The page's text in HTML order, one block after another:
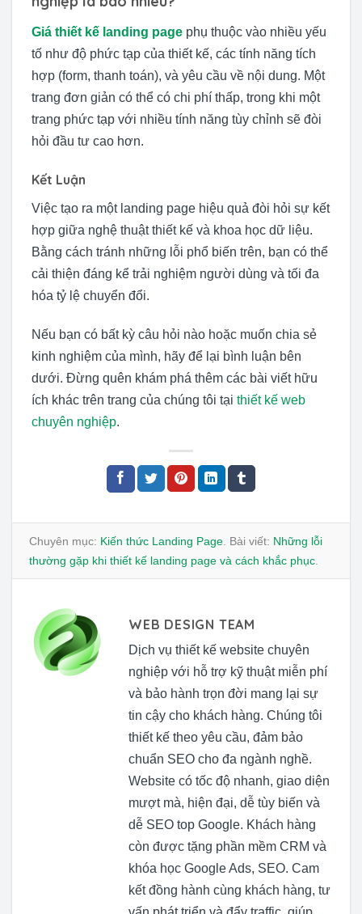
Giá thiết kế landing page phụ thuộc vào nhiều yếu
tố như độ phức tạp của thiết kế, các tính năng tích
hợp (form, thanh toán), và yêu cầu về nội dung. Một
trang đơn giản có thể có chi phí thấp, trong khi một
trang phức tạp với nhiều tính năng tùy chỉnh sẽ đòi
hỏi đầu tư cao hơn.
Kết Luận
Việc tạo ra một landing page hiệu quả đòi hỏi sự kết
hợp giữa nghệ thuật thiết kế và khoa học dữ liệu.
Bằng cách tránh những lỗi phổ biến trên, bạn có thể
cải thiện đáng kể trải nghiệm người dùng và tối đa
hóa tỷ lệ chuyển đổi.
Nếu bạn có bất kỳ câu hỏi nào hoặc muốn chia sẻ
kinh nghiệm của mình, hãy để lại bình luận bên
dưới. Đừng quên khám phá thêm các bài viết hữu
ích khác trên trang của chúng tôi tại thiết kế web
chuyên nghiệp.
Chuyên mục: Kiến thức Landing Page. Bài viết: Những lỗi
thường gặp khi thiết kế landing page và cách khắc phục.
WEB DESIGN TEAM
Dịch vụ thiết kế website chuyên
nghiệp với hỗ trợ kỹ thuật miễn phí
và bảo hành trọn đời mang lại sự
tin cậy cho khách hàng. Chúng tôi
thiết kế theo yêu cầu, đảm bảo
chuẩn SEO cho đa ngành nghề.
Website có tốc độ nhanh, giao diện
mượt mà, hiện đại, dễ tùy biến và
dễ SEO top Google. Khách hàng
còn được tặng phần mềm CRM và
khóa học Google Ads, SEO. Cam
kết đồng hành cùng khách hàng, tư